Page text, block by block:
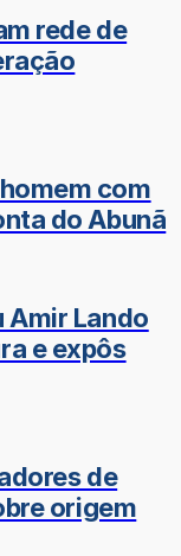
rede de
com
do Abunã
Amir Lando
e expôs
de
origem